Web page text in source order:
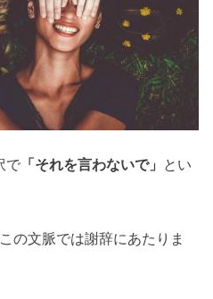
で 「それを言わないで」 とい
の文脈では謝辞にあたりま